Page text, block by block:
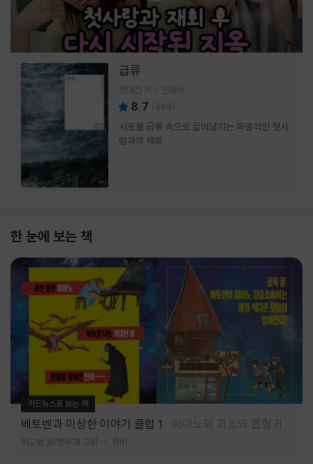
급류
정대건 저 민음사
8.7 (699)
서로를 급류 속으로 끌어당기는 파멸적인 첫사
랑과의 재회
한 눈에 보는 책
카드뉴스로 보는 책
베토벤과 이상한 이야기 클럽 1 피아노와 괴조와 흡혈귀
허교범 글/변우재 그림 창비